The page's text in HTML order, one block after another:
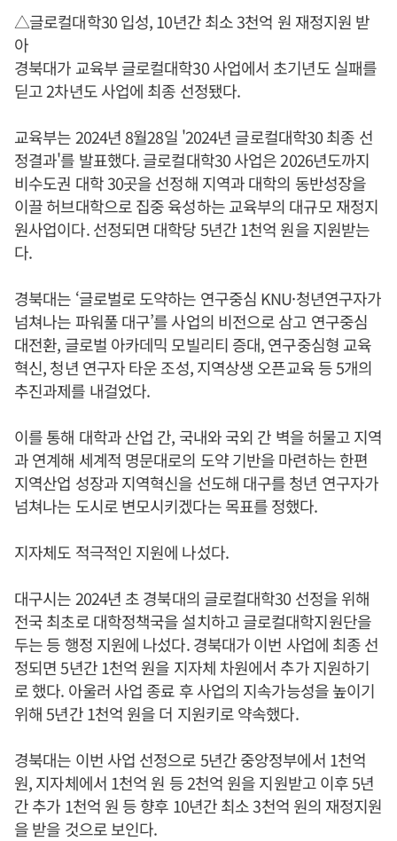
△글로컬대학30 입성, 10년간 최소 3천억 원 재정지원 받
아
경북대가 교육부 글로컬대학30 사업에서 초기년도 실패를
딛고 2차년도 사업에 최종 선정됐다.
교육부는 2024년 8월28일 '2024년 글로컬대학30 최종 선
정결과'를 발표했다. 글로컬대학30 사업은 2026년도까지
비수도권 대학 30곳을 선정해 지역과 대학의 동반성장을
이끌 허브대학으로 집중 육성하는 교육부의 대규모 재정지
원사업이다. 선정되면 대학당 5년간 1천억 원을 지원받는
다.
경북대는 ‘글로벌로 도약하는 연구중심 KNU·청년연구자가
넘쳐나는 파워풀 대구’를 사업의 비전으로 삼고 연구중심
대전환, 글로벌 아카데믹 모빌리티 증대, 연구중심형 교육
혁신, 청년 연구자 타운 조성, 지역상생 오픈교육 등 5개의
추진과제를 내걸었다.
이를 통해 대학과 산업 간, 국내와 국외 간 벽을 허물고 지역
과 연계해 세계적 명문대로의 도약 기반을 마련하는 한편
지역산업 성장과 지역혁신을 선도해 대구를 청년 연구자가
넘쳐나는 도시로 변모시키겠다는 목표를 정했다.
지자체도 적극적인 지원에 나섰다.
대구시는 2024년 초 경북대의 글로컬대학30 선정을 위해
전국 최초로 대학정책국을 설치하고 글로컬대학지원단을
두는 등 행정 지원에 나섰다. 경북대가 이번 사업에 최종 선
정되면 5년간 1천억 원을 지자체 차원에서 추가 지원하기
로 했다. 아울러 사업 종료 후 사업의 지속가능성을 높이기
위해 5년간 1천억 원을 더 지원키로 약속했다.
경북대는 이번 사업 선정으로 5년간 중앙정부에서 1천억
원, 지자체에서 1천억 원 등 2천억 원을 지원받고 이후 5년
간 추가 1천억 원 등 향후 10년간 최소 3천억 원의 재정지원
을 받을 것으로 보인다.